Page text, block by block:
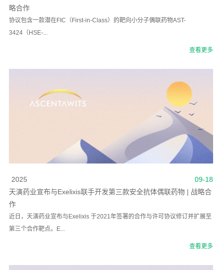
略合作
协议包含一款潜在FIC（First-in-Class）的靶向小分子偶联药物AST-
3424（HSE-...
查看更多
09-18
2025
天演药业宣布与Exelixis联手开发第三款安全抗体偶联药物 | 战略合
作
近日，天演药业宣布与Exelixis 于2021年签署的合作与许可协议修订并扩展至
第三个合作靶点。E...
查看更多